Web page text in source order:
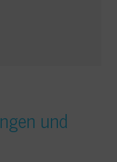
und